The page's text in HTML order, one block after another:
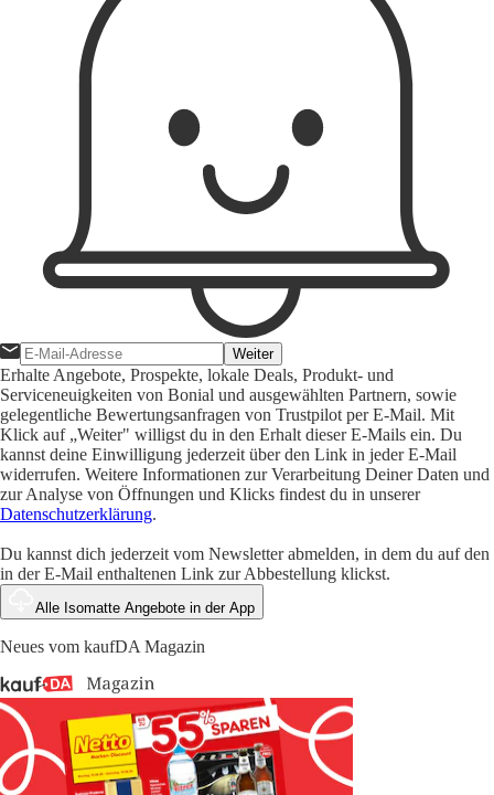
Weiter
Erhalte Angebote, Prospekte, lokale Deals, Produkt- und
Serviceneuigkeiten von Bonial und ausgewählten Partnern, sowie
gelegentliche Bewertungsanfragen von Trustpilot per E-Mail. Mit
Klick auf „Weiter" willigst du in den Erhalt dieser E-Mails ein. Du
kannst deine Einwilligung jederzeit über den Link in jeder E-Mail
widerrufen. Weitere Informationen zur Verarbeitung Deiner Daten und
zur Analyse von Öffnungen und Klicks findest du in unserer
Datenschutzerklärung.
Du kannst dich jederzeit vom Newsletter abmelden, in dem du auf den
in der E-Mail enthaltenen Link zur Abbestellung klickst.
Alle Isomatte Angebote in der App
Neues vom kaufDA Magazin